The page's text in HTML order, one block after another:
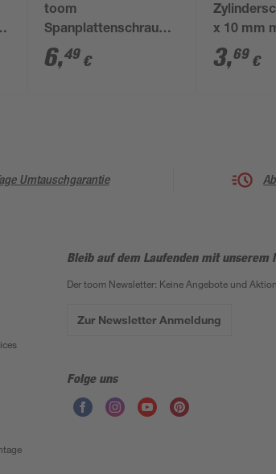
toom
Spanplattenschrauben
'Basic' Ø 5 x 20 mm
50 Stück
6,49 €
x 10 mm
84 21
3,69 €
Umtauschgarantie
Bleib auf dem Laufenden mit unserem
Der toom Newsletter: Keine Angebote und
Zur Newsletter Anmeldung
Folge uns